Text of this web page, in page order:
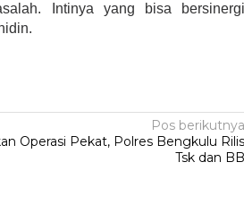
Intinya yang bisa bersinergi
Pos berikutnya
Operasi Pekat, Polres Bengkulu Rilis
Tsk dan BB